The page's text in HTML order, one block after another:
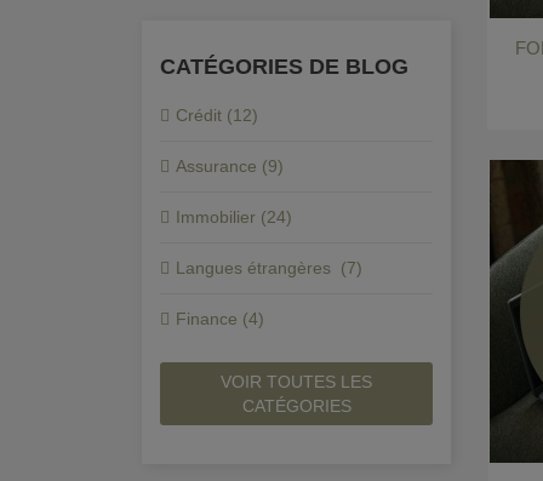
CATÉGORIES DE BLOG
Crédit (12)
Assurance (9)
Immobilier (24)
Langues étrangères (7)
Finance (4)
VOIR TOUTES LES
CATÉGORIES